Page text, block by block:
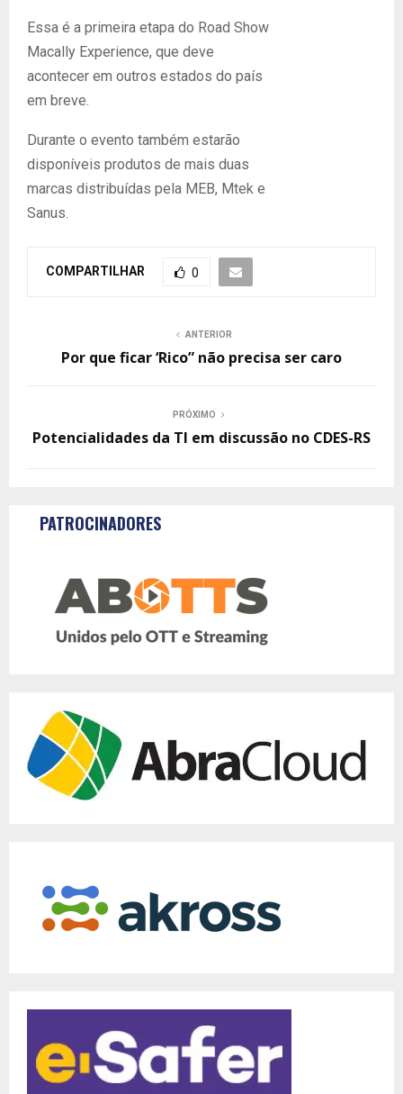
Essa é a primeira etapa do Road Show
Macally Experience, que deve
acontecer em outros estados do país
em breve.
Durante o evento também estarão
disponíveis produtos de mais duas
marcas distribuídas pela MEB, Mtek e
Sanus.
COMPARTILHAR 0
ANTERIOR
Por que ficar ‘Rico” não precisa ser caro
PRÓXIMO
Potencialidades da TI em discussão no CDES-RS
PATROCINADORES